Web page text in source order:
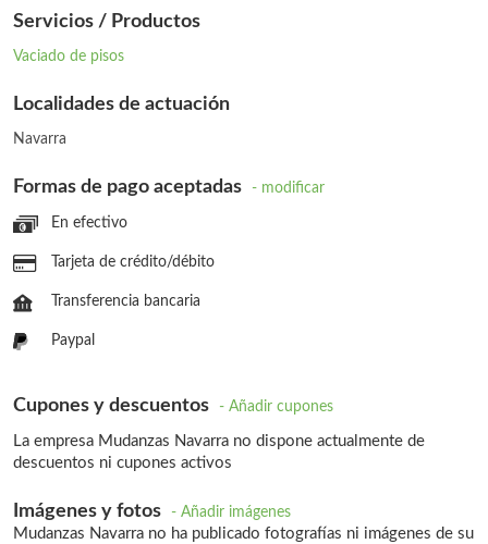
Servicios / Productos
Vaciado de pisos
Localidades de actuación
Navarra
Formas de pago aceptadas - modificar
En efectivo
Tarjeta de crédito/débito
Transferencia bancaria
Paypal
Cupones y descuentos - Añadir cupones
La empresa Mudanzas Navarra no dispone actualmente de
descuentos ni cupones activos
Imágenes y fotos - Añadir imágenes
Mudanzas Navarra no ha publicado fotografías ni imágenes de su